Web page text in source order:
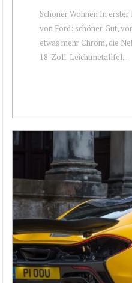
Schöner Wohnen In
von Ford: schöner. Gut,
etwas mehr Chrom, die
18-Zoll-Leichtmetallfel...